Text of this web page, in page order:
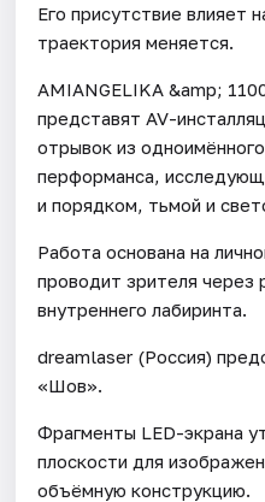
Его присутствие влияет
траектория меняется.
AMIANGELIKA &amp;
представят AV-
отрывок из
перформанса,
и порядком, тьмой и
Работа основана на
проводит зрителя через
внутреннего лабиринта.
dreamlaser (Россия)
«Шов».
Фрагменты LED-экрана
плоскости для
объёмную конструкцию.